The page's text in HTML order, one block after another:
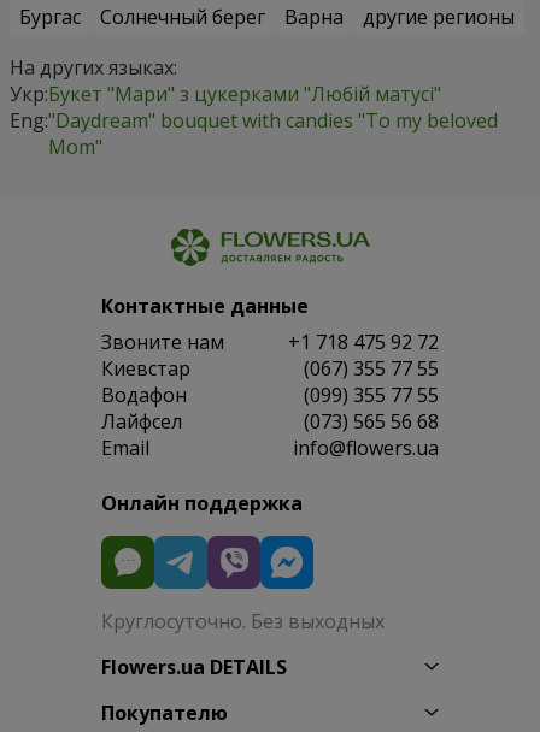
Бургас
Солнечный берег Варна
другие регионы
На других языках:
Укр:Букет "Мари" з цукерками "Любій матусі"
Eng:"Daydream" bouquet with candies "To my beloved
Mom"
Контактные данные
Звоните нам
+1 718 475 92 72
Киевстар
(067) 355 77 55
Водафон
(099) 355 77 55
Лайфсел
(073) 565 56 68
Email
info@flowers.ua
Онлайн поддержка
Круглосуточно. Без выходных
Flowers.ua DETAILS
Покупателю